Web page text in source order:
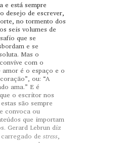
e está sempre
desejo de escrever,
no tormento dos
seis volumes de
que se
e se
Mas o
com o
amor é o espaço e o
ou: “A
ama.” E é
o escritor nos
são sempre
convoca ou
que importam
Gerard Lebrun diz
de stress